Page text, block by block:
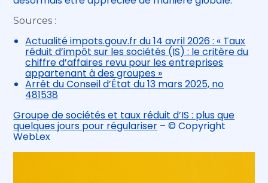
Sources :
Actualité impots.gouv.fr du 14 avril 2026 : « Taux
réduit d’impôt sur les sociétés (IS) : le critère du
chiffre d’affaires revu pour les entreprises
appartenant à des groupes »
Arrêt du Conseil d’État du 13 mars 2025, no
481538
Groupe de sociétés et taux réduit d’IS : plus que
quelques jours pour régulariser – © Copyright
WebLex